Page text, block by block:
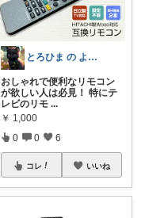
とろひま の よろず屋～お得な商品たち～
おしゃれで便利なリモコン
が欲しい人は必見！ 特にテ
レビのリモ ...
￥ 1,000
0 0 6
コレ いいね